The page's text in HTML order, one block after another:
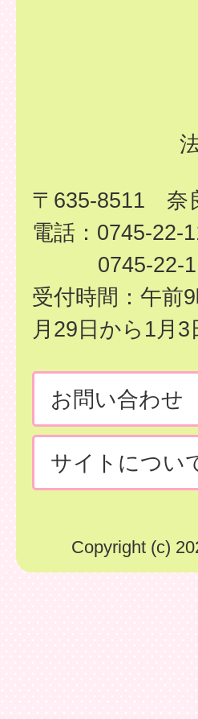
〒635-8511 奈
電話：0745-22-
0745-22-
受付時間：午前
月29日から1月
お問い合わせ
サイトについ
Copyright (c)